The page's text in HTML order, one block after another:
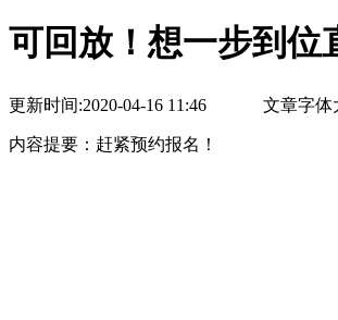
可回放！想一步到位
更新时间:2020-04-16 11:46 文章字体
内容提要：赶紧预约报名！